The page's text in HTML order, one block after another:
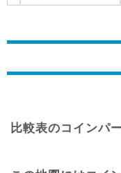
比較表のコインパ